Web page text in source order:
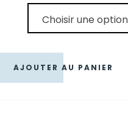
AJOUTER AU PANIER